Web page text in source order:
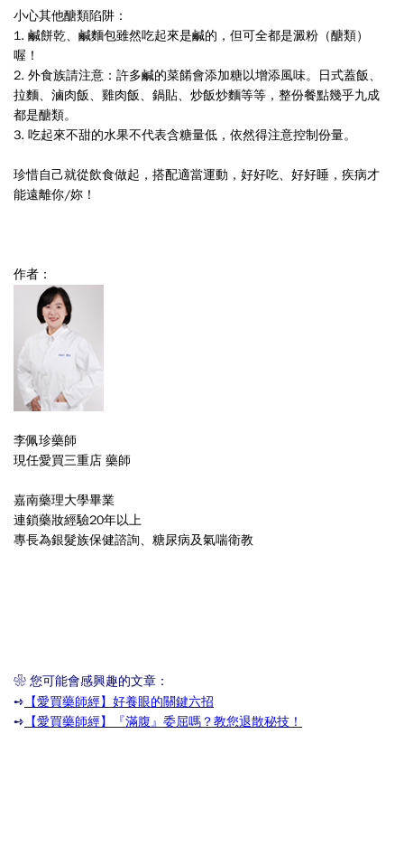
小心其他醣類陷阱：
1. 鹹餅乾、鹹麵包雖然吃起來是鹹的，但可全都是澱粉（醣類）
喔！
2. 外食族請注意：許多鹹的菜餚會添加糖以增添風味。日式蓋飯、
拉麵、滷肉飯、雞肉飯、鍋貼、炒飯炒麵等等，整份餐點幾乎九成
都是醣類。
3. 吃起來不甜的水果不代表含糖量低，依然得注意控制份量。
珍惜自己就從飲食做起，搭配適當運動，好好吃、好好睡，疾病才
能遠離你/妳！
作者：
李佩珍藥師
現任愛買三重店 藥師
嘉南藥理大學畢業
連鎖藥妝經驗20年以上
專長為銀髮族保健諮詢、糖尿病及氣喘衛教
❀ 您可能會感興趣的文章：
➺ 【愛買藥師經】好養眼的關鍵六招
➺ 【愛買藥師經】『滿腹』委屈嗎？教您退散秘技！